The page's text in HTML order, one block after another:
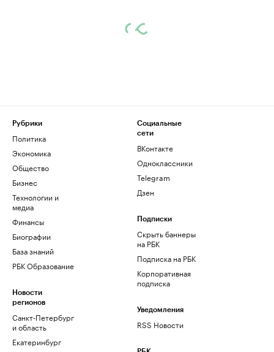
Рубрики
Политика
Экономика
Общество
Бизнес
Технологии и
медиа
Финансы
Биографии
База знаний
РБК Образование
Новости
регионов
Санкт-Петербург
и область
Екатеринбург
Социальные
сети
ВКонтакте
Одноклассники
Telegram
Дзен
Подписки
Скрыть баннеры
на РБК
Подписка на РБК
Корпоративная
подписка
Уведомления
RSS Новости